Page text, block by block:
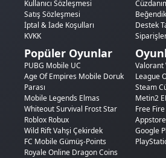
Kullanıcı Sözleşmesi
Satış Sözleşmesi
İptal & İade Koşulları
KVKK
Destek
Popüler Oyunlar
PUBG Mobile UC
Age Of Empires Mobile Doruk
Parası
Mobile Legends Elmas
Whiteout Survival Frost Star
Roblox Robux
Wild Rift Vahşi Çekirdek
FC Mobile Gümüş-Points
Royale Online Dragon Coins
Valorant
League
Steam
Metin2
Free
Google